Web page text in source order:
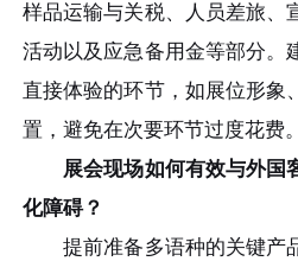
样品运输与关税、人员差旅、
活动以及应急备用金等部分。
直接体验的环节，如展位形象
置，避免在次要环节过度花费。
展会现场如何有效与外国
化障碍？
提前准备多语种的关键产品